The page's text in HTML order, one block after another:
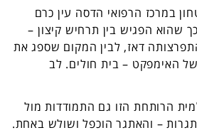
במרכז הרפואי הדסה עין כרם
שהוא הפגיש בין תרחיש קיצון –
דאז, לבין המקום שספג את
האימפקט – בית חולים. לב
הרותחת הזו גם התמודדות מול
– והאתגר הוכפל ושולש באחת.